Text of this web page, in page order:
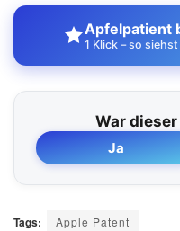
Apfelpatient
1 Klick – so
War
Ja
Tags: Apple Patent